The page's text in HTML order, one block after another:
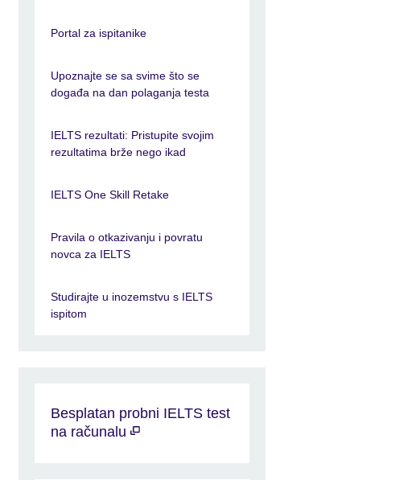
Portal za ispitanike
Upoznajte se sa svime što se
događa na dan polaganja testa
IELTS rezultati: Pristupite svojim
rezultatima brže nego ikad
IELTS One Skill Retake
Pravila o otkazivanju i povratu
novca za IELTS
Studirajte u inozemstvu s IELTS
ispitom
Besplatan probni IELTS test
na računalu